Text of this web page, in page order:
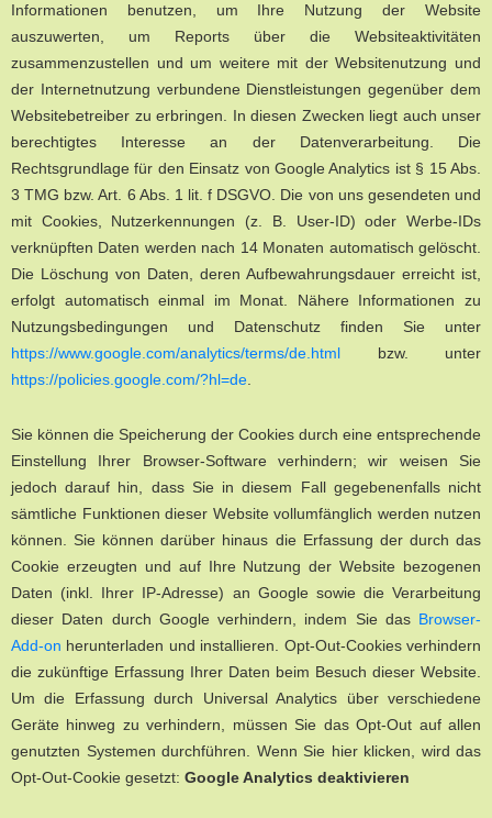
Informationen benutzen, um Ihre Nutzung der Website
auszuwerten, um Reports über die Websiteaktivitäten
zusammenzustellen und um weitere mit der Websitenutzung und
der Internetnutzung verbundene Dienstleistungen gegenüber dem
Websitebetreiber zu erbringen. In diesen Zwecken liegt auch unser
berechtigtes Interesse an der Datenverarbeitung. Die
Rechtsgrundlage für den Einsatz von Google Analytics ist § 15 Abs.
3 TMG bzw. Art. 6 Abs. 1 lit. f DSGVO. Die von uns gesendeten und
mit Cookies, Nutzerkennungen (z. B. User-ID) oder Werbe-IDs
verknüpften Daten werden nach 14 Monaten automatisch gelöscht.
Die Löschung von Daten, deren Aufbewahrungsdauer erreicht ist,
erfolgt automatisch einmal im Monat. Nähere Informationen zu
Nutzungsbedingungen und Datenschutz finden Sie unter
https://www.google.com/analytics/terms/de.html bzw. unter
https://policies.google.com/?hl=de
Sie können die Speicherung der Cookies durch eine entsprechende
Einstellung Ihrer Browser-Software verhindern; wir weisen Sie
jedoch darauf hin, dass Sie in diesem Fall gegebenenfalls nicht
sämtliche Funktionen dieser Website vollumfänglich werden nutzen
können. Sie können darüber hinaus die Erfassung der durch das
Cookie erzeugten und auf Ihre Nutzung der Website bezogenen
Daten (inkl. Ihrer IP-Adresse) an Google sowie die Verarbeitung
dieser Daten durch Google verhindern, indem Sie das Browser-
Add-on herunterladen und installieren. Opt-Out-Cookies verhindern
die zukünftige Erfassung Ihrer Daten beim Besuch dieser Website.
Um die Erfassung durch Universal Analytics über verschiedene
Geräte hinweg zu verhindern, müssen Sie das Opt-Out auf allen
genutzten Systemen durchführen. Wenn Sie hier klicken, wird das
Opt-Out-Cookie gesetzt: Google Analytics deaktivieren